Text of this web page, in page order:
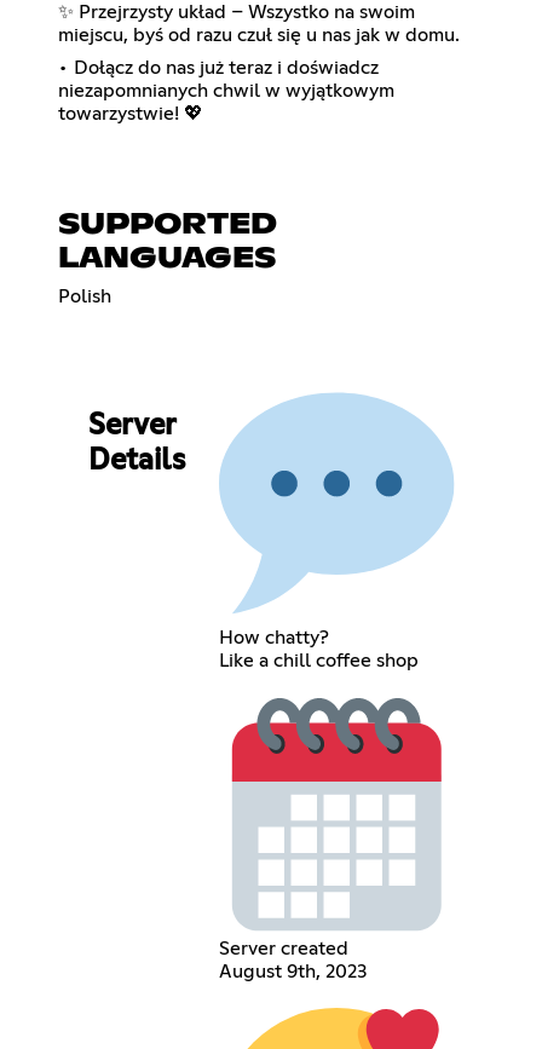
✨ Przejrzysty układ – Wszystko na swoim
miejscu, byś od razu czuł się u nas jak w domu.
• Dołącz do nas już teraz i doświadcz
niezapomnianych chwil w wyjątkowym
towarzystwie! 💖
SUPPORTED
LANGUAGES
Polish
Server
Details
How chatty?
Like a chill coffee shop
Server created
August 9th, 2023